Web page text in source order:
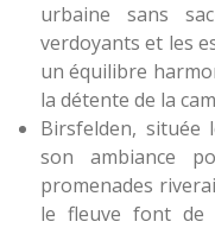
urbaine sans
verdoyants et les
un équilibre
la détente de la
Birsfelden, située
son ambiance
promenades
le fleuve font de